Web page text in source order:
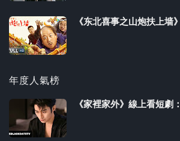
《东北喜事之山炮扶上墙
年度人氣榜
《家裡家外》線上看短劇